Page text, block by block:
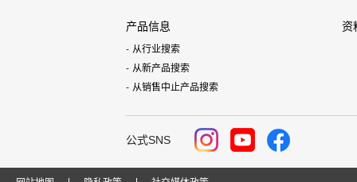
产品信息
从行业搜索
从新产品搜索
从销售中止产品搜索
资
公式SNS